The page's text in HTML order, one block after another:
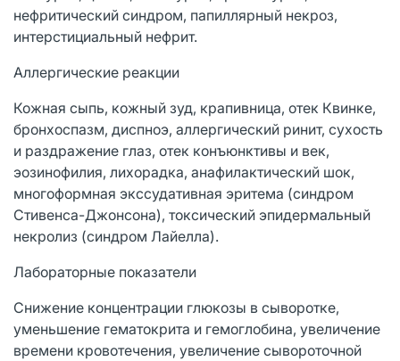
нефритический синдром, папиллярный некроз,
интерстициальный нефрит.
Аллергические реакции
Кожная сыпь, кожный зуд, крапивница, отек Квинке,
бронхоспазм, диспноэ, аллергический ринит, сухость
и раздражение глаз, отек конъюнктивы и век,
эозинофилия, лихорадка, анафилактический шок,
многоформная экссудативная эритема (синдром
Стивенса-Джонсона), токсический эпидермальный
некролиз (синдром Лайелла).
Лабораторные показатели
Снижение концентрации глюкозы в сыворотке,
уменьшение гематокрита и гемоглобина, увеличение
времени кровотечения, увеличение сывороточной